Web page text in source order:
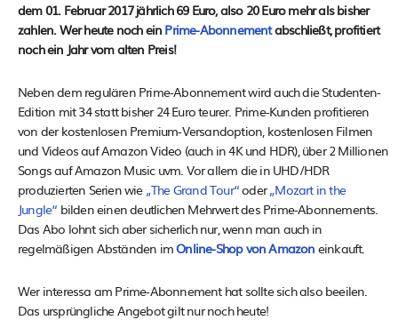
dem 01. Februar 2017 jährlich 69 Euro, also 20 Euro mehr als bisher
zahlen. Wer heute noch ein Prime-Abonnementabschließt, profitiert
noch ein Jahr vom alten Preis!
Neben dem regulären Prime-Abonnement wird auch die Studenten-
Edition mit 34 statt bisher 24 Euro teurer. Prime-Kunden profitieren
von der kostenlosen Premium-Versandoption, kostenlosen Filmen
und Videos auf Amazon Video (auch in 4K und HDR), über 2 Millionen
Songs auf Amazon Music uvm. Vor allem die in UHD/HDR
produzierten Serien wie „The Grand Tour“oder„Mozart in the
Jungle“ bilden einen deutlichen Mehrwert des Prime-Abonnements.
Das Abo lohnt sich aber sicherlich nur, wenn man auch in
regelmäßigen Abständen imOnline-Shop von Amazon einkauft.
Wer interessa am Prime-Abonnement hat sollte sich also beeilen.
Das ursprüngliche Angebot gilt nur noch heute!